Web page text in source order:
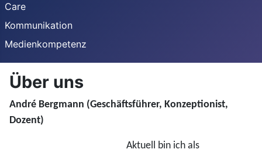
Care
Kommunikation
Medienkompetenz
Über uns
André Bergmann (Geschäftsführer, Konzeptionist,
Dozent)
Aktuell bin ich als